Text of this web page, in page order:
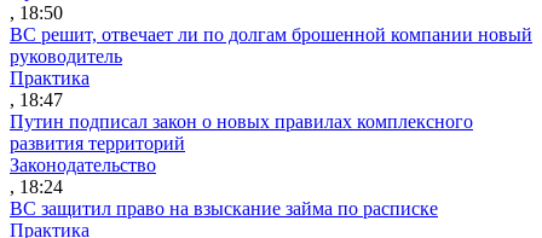
, 18:50
ВС решит, отвечает ли по долгам брошенной компании новый
руководитель
Практика
, 18:47
Путин подписал закон о новых правилах комплексного
развития территорий
Законодательство
, 18:24
ВС защитил право на взыскание займа по расписке
Практика